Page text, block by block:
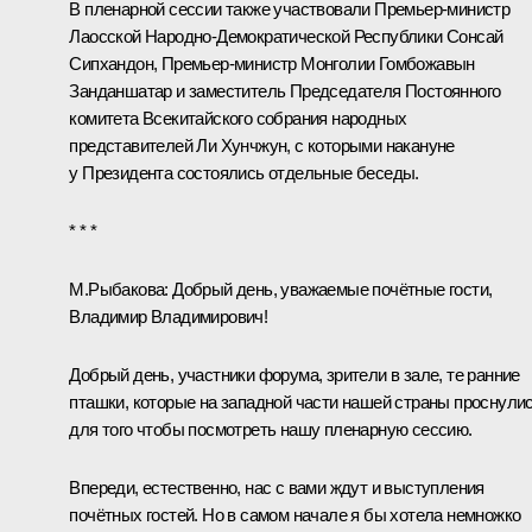
В пленарной сессии также участвовали Премьер-министр
Лаосской Народно-Демократической Республики Сонсай
Сипхандон, Премьер-министр Монголии Гомбожавын
Занданшатар и заместитель Председателя Постоянного
комитета Всекитайского собрания народных
представителей Ли Хунчжун, с которыми накануне
у Президента состоялись отдельные беседы.
* * *
М.Рыбакова: Добрый день, уважаемые почётные гости,
Владимир Владимирович!
Добрый день, участники форума, зрители в зале, те ранние
пташки, которые на западной части нашей страны
для того чтобы посмотреть нашу пленарную сессию.
Впереди, естественно, нас с вами ждут и выступления
почётных гостей. Но в самом начале я бы хотела немножко